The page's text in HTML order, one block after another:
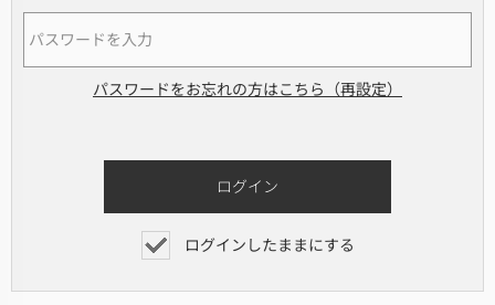
パスワードをお忘れの方はこちら（再設定）
ログインしたままにする